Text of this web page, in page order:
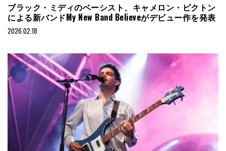
ブラック・ミディのベーシスト、キャメロン・ピクトン
による新バンドMy New Band Believeがデビュー作を発表
2026.02.18